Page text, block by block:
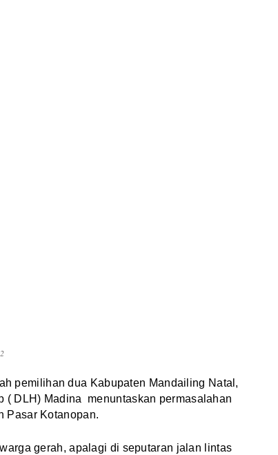
pemilihan dua Kabupaten Mandailing Natal,
( DLH) Madina menuntaskan permasalahan
Pasar Kotanopan.
gerah, apalagi di seputaran jalan lintas